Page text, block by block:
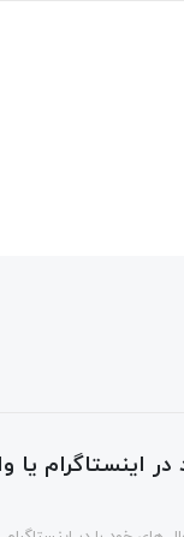
در اینستاگرام یا